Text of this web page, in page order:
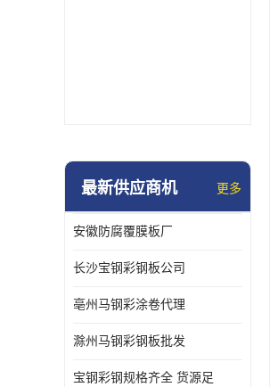
最新供应商机 更多
安徽防腐覆膜板厂
长沙宝钢彩钢板公司
亳州马钢彩涂卷代理
滁州马钢彩钢板批发
宝钢彩钢规格齐全 货源足